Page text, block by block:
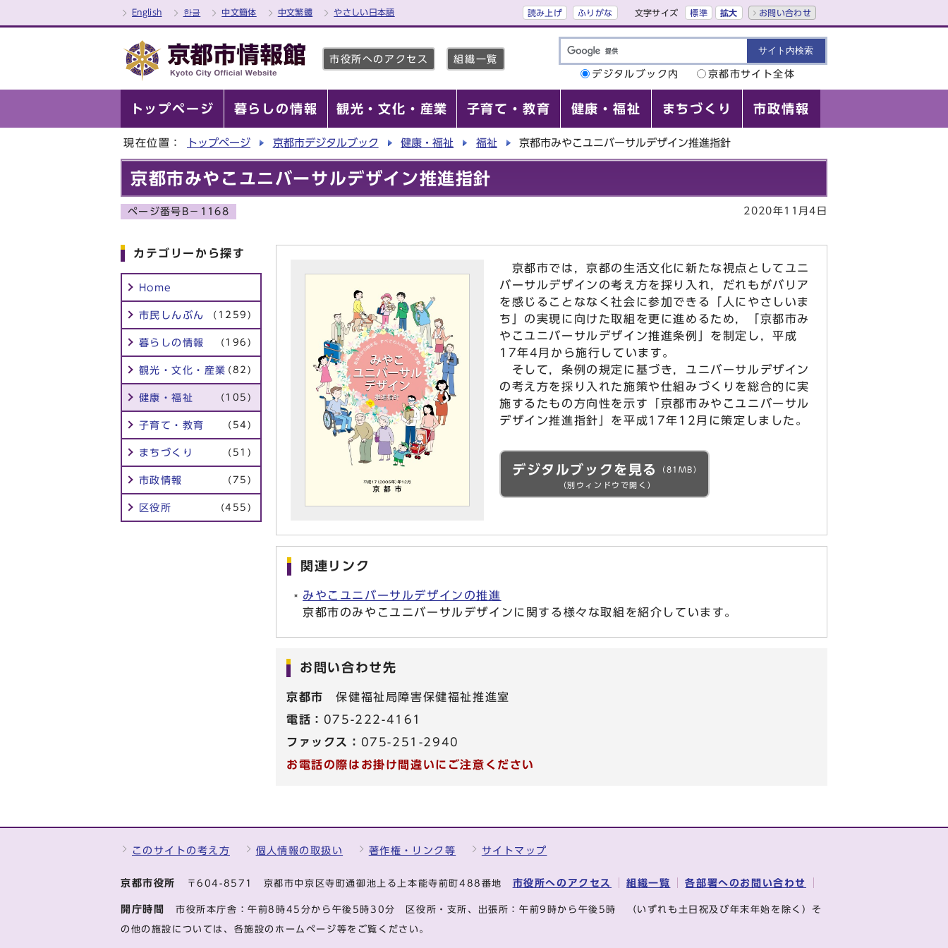
English 한글 中文簡体 中文繁體 やさしい日本語 読み上げ ふりがな 文字サイズ 標準 拡大 お問い合わせ
市役所へのアクセス
組織一覧
デジタルブック内
京都市サイト全体
トップページ 暮らしの情報 観光・文化・産業 子育て・教育 健康・福祉 まちづくり 市政情報
現在位置： トップページ 京都市デジタルブック 健康・福祉 福祉 京都市みやこユニバーサルデザイン推進指針
京都市みやこユニバーサルデザイン推進指針
ページ番号B－1168 2020年11月4日
カテゴリーから探す
Home
市民しんぶん (1259)
暮らしの情報 (196)
観光・文化・産業 (82)
健康・福祉 (105)
子育て・教育 (54)
まちづくり (51)
市政情報 (75)
区役所 (455)
京都市では，京都の生活文化に新たな視点としてユニ
バーサルデザインの考え方を採り入れ，だれもがバリア
を感じることななく社会に参加できる「人にやさしいま
ち」の実現に向けた取組を更に進めるため，「京都市み
やこユニバーサルデザイン推進条例」を制定し，平成
17年4月から施行しています。
そして，条例の規定に基づき，ユニバーサルデザイン
の考え方を採り入れた施策や仕組みづくりを総合的に実
施するたもの方向性を示す「京都市みやこユニバーサル
デザイン推進指針」を平成17年12月に策定しました。
デジタルブックを見る
（81MB）
（別ウィンドウで開く）
関連リンク
みやこユニバーサルデザインの推進
京都市のみやこユニバーサルデザインに関する様々な取組を紹介しています。
お問い合わせ先
京都市
保健福祉局障害保健福祉推進室
電話： 075-222-4161
ファックス： 075-251-2940
お電話の際はお掛け間違いにご注意ください
このサイトの考え方 個人情報の取扱い 著作権・リンク等 サイトマップ
京都市役所 〒604-8571 京都市中京区寺町通御池上る上本能寺前町488番地 市役所へのアクセス 組織一覧 各部署へのお問い合わせ
開庁時間 市役所本庁舎：午前8時45分から午後5時30分 区役所・支所、出張所：午前9時から午後5時 （いずれも土日祝及び年末年始を除く）そ
の他の施設については、各施設のホームページ等をご覧ください。